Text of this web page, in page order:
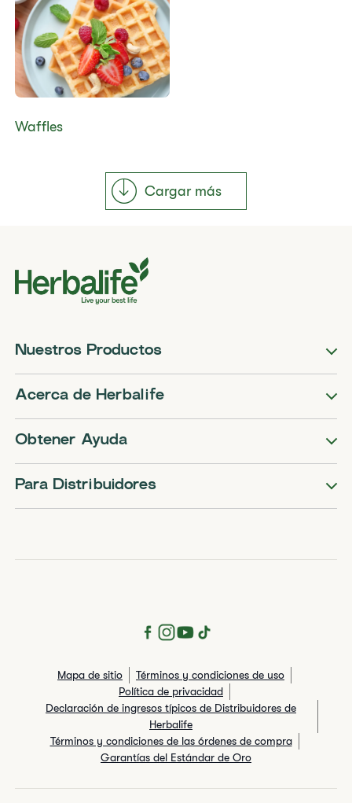
​​Waffles​
Cargar más
Nuestros Productos
Acerca de Herbalife
Obtener Ayuda
Para Distribuidores
Mapa de sitio
Términos y condiciones de uso
Política de privacidad
Declaración de ingresos típicos de Distribuidores de
Herbalife
Términos y condiciones de las órdenes de compra
Garantías del Estándar de Oro